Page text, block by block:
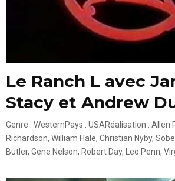
Le Ranch L avec
Stacy et Andrew
Genre : WesternPays : USARéalisation : Allen
Richardson, William Hale, Christian Nyby,
Butler, Gene Nelson, Robert Day, Leo Penn,